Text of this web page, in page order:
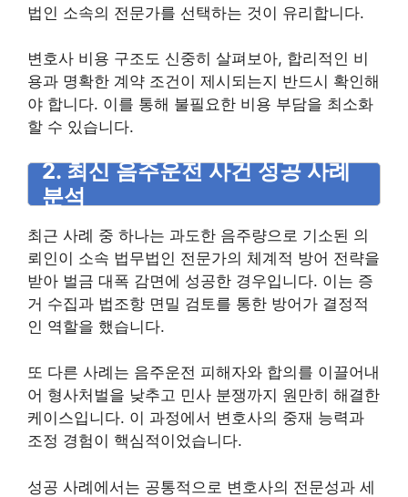
법인 소속의 전문가를 선택하는 것이 유리합니다.
변호사 비용 구조도 신중히 살펴보아, 합리적인 비
용과 명확한 계약 조건이 제시되는지 반드시 확인해
야 합니다. 이를 통해 불필요한 비용 부담을 최소화
할 수 있습니다.
2. 최신 음주운전 사건 성공 사례
분석
최근 사례 중 하나는 과도한 음주량으로 기소된 의
뢰인이 소속 법무법인 전문가의 체계적 방어 전략을
받아 벌금 대폭 감면에 성공한 경우입니다. 이는 증
거 수집과 법조항 면밀 검토를 통한 방어가 결정적
인 역할을 했습니다.
또 다른 사례는 음주운전 피해자와 합의를 이끌어내
어 형사처벌을 낮추고 민사 분쟁까지 원만히 해결한
케이스입니다. 이 과정에서 변호사의 중재 능력과
조정 경험이 핵심적이었습니다.
성공 사례에서는 공통적으로 변호사의 전문성과 세